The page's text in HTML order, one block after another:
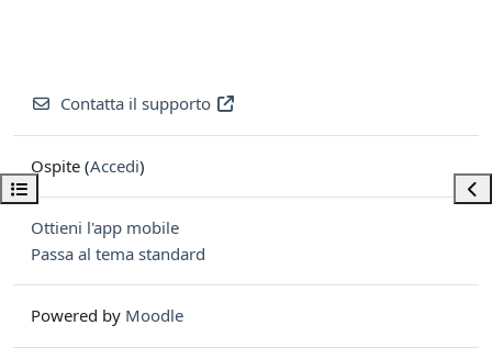
Apri indice del corso
Contatta il supporto
Ospite (Accedi)
Ottieni l'app mobile
Passa al tema standard
Powered by Moodle